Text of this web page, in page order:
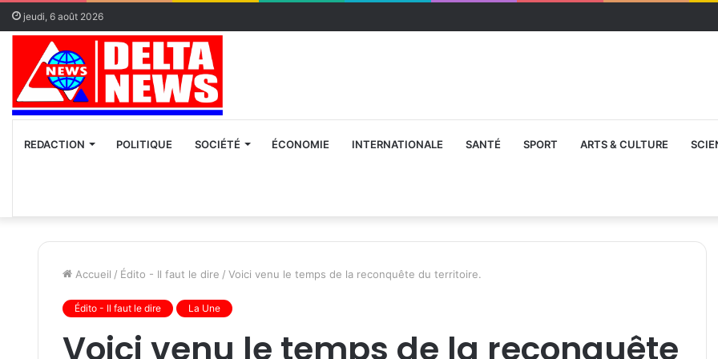
jeudi, 6 août 2026
REDACTION POLITIQUE SOCIÉTÉ ÉCONOMIE INTERNATIONALE SANTÉ SPORT ARTS & CULTURE
Accueil / Édito - Il faut le dire / Voici venu le temps de la reconquête du territoire.
Édito - Il faut le dire La Une
Voici venu le temps de la reconquête